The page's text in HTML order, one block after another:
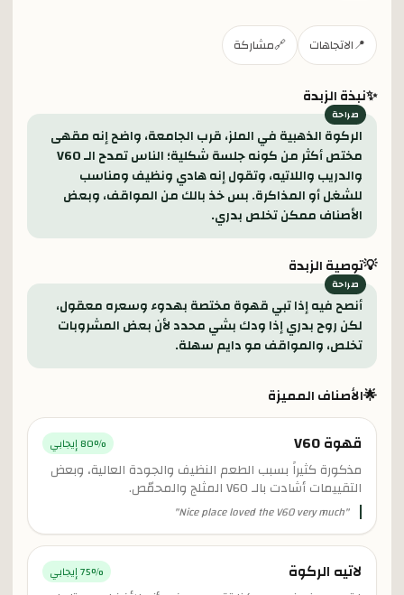
📍الاتجاهات 🔗مشاركة
✨نبذة الزبدة
الركوة الذهبية في الملز، قرب الجامعة، واضح إنه مقهى
مختص أكثر من كونه جلسة شكلية؛ الناس تمدح الـ V60
والدريب واللاتيه، وتقول إنه هادي ونظيف ومناسب
للشغل أو المذاكرة. بس خذ بالك من المواقف، وبعض
الأصناف ممكن تخلص بدري.
💡توصية الزبدة
أنصح فيه إذا تبي قهوة مختصة بهدوء وسعره معقول،
لكن روح بدري إذا ودك بشي محدد لأن بعض المشروبات
تخلص، والمواقف مو دايم سهلة.
🌟الأصناف المميزة
قهوة V60 80% إيجابي
مذكورة كثيراً بسبب الطعم النظيف والجودة العالية، وبعض
التقييمات أشادت بالـ V60 المثلج والمحمّص.
"
Nice place loved the V60 very much
"
لاتيه الركوة 75% إيجابي